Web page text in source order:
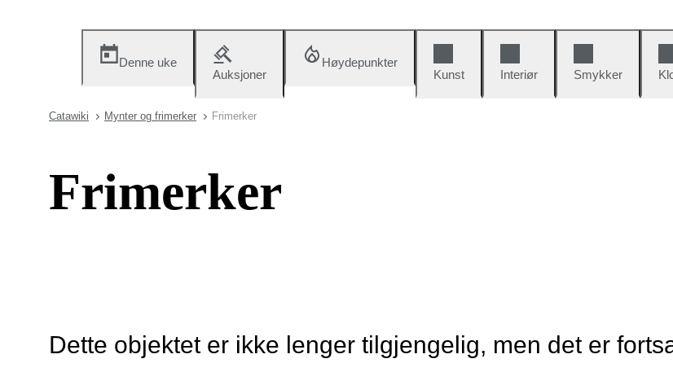
Denne uke
Auksjoner
Høydepunkter
Kunst
Interiør Smykker
Catawiki Mynter og frimerker Frimerker
Frimerker
Dette objektet er ikke lenger tilgjengelig, men det er